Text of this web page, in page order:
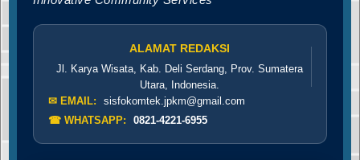
ALAMAT REDAKSI
Jl. Karya Wisata, Kab. Deli Serdang, Prov. Sumatera
Utara, Indonesia.
✉ EMAIL:
sisfokomtek.jpkm@gmail.com
☎ WHATSAPP:
0821-4221-6955